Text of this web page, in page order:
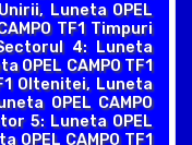
Luneta OPEL
TF1 Timpuri
4: Luneta
OPEL CAMPO TF1
Oltenitei, Luneta
OPEL CAMPO
5: Luneta OPEL
OPEL CAMPO TF1